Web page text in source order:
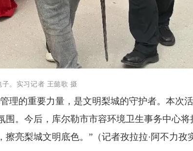
。实习记者 王懿歌 摄
理的重要力量，是文明梨城的守护者。本次
。今后，库尔勒市市容环境卫生事务中心
亮梨城文明底色。”（记者孜拉拉·阿不力孜